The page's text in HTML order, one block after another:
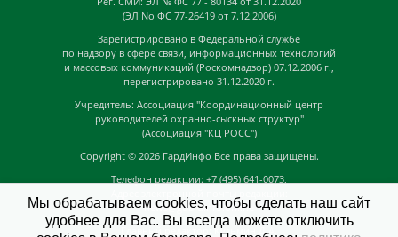
(ЭЛ No ФС 77-26419 от 7.12.2006)
Зарегистрировано в Федеральной службе
по надзору в сфере связи, информационных технологий
и массовых коммуникаций (Роскомнадзор) 07.12.2006 г.,
перегистрировано 31.12.2020 г.
Учредитель: Ассоциация "Координационный центр
руководителей охранно-сыскных структур"
(Ассоциация "КЦ РОСС")
Copyright © 2026 ГардИнфо Все права защищены.
Телефон редакции: +7 (495) 641-0073,
news@guardinfo.online
Главный редактор: Кузьмин Д.А.
Мы обрабатываем cookies, чтобы сделать наш сайт
удобнее для Вас. Вы всегда можете отключить